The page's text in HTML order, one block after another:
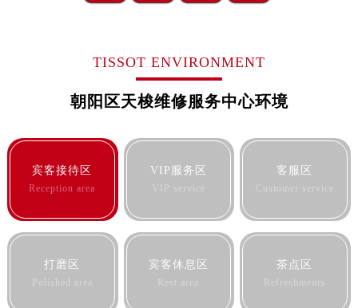
TISSOT ENVIRONMENT
朝阳区天梭维修服务中心环境
宾客接待区
Reception area
VIP服务区
VIP service
客服区
Customer service
打磨区
Polished area
宾客休息区
Rest area
茶点区
Refreshments